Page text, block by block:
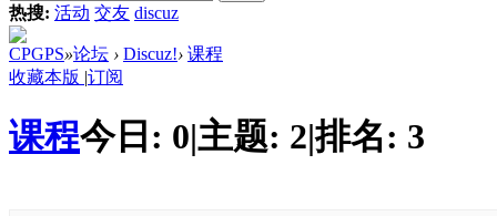
热搜: 活动 交友 discuz
CPGPS»论坛 › Discuz!› 课程
收藏本版 |订阅
课程今日: 0|主题: 2|排名: 3